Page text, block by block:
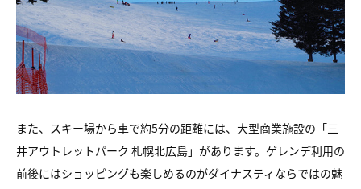
また、スキー場から車で約5分の距離には、大型商業施設の「三
井アウトレットパーク 札幌北広島」があります。ゲレンデ利用の
前後にはショッピングも楽しめるのがダイナスティならではの魅